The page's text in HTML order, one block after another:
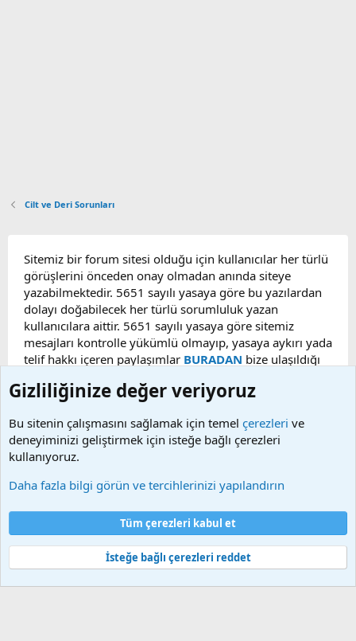
Cilt ve Deri Sorunları
Sitemiz bir forum sitesi olduğu için kullanıcılar her türlü
görüşlerini önceden onay olmadan anında siteye
yazabilmektedir. 5651 sayılı yasaya göre bu yazılardan
dolayı doğabilecek her türlü sorumluluk yazan
kullanıcılara aittir. 5651 sayılı yasaya göre sitemiz
mesajları kontrolle yükümlü olmayıp, yasaya aykırı yada
telif hakkı içeren paylaşımlar BURADAN bize ulaşıldığı
kaldırılacaktır. Sitemizde Bulunan Videolar YouTube,
alınmaktadır. Telif hakları sorumluluğu bu sitelere aittir.
Videoların hiç biri sunucularımızda bulunmamaktadır.
Şartlar ve kurallar Gizlilik politikası
Ana sayfa
Community platform by XenForo® © 2010-2025 XenForo Ltd.
Bu forum XenGenTr © 2014 - 2026 ürünleri ile desteklenmektedir
Gizliliğinize değer veriyoruz
Bu sitenin çalışmasını sağlamak için temel çerezleri ve
deneyiminizi geliştirmek için isteğe bağlı çerezleri
kullanıyoruz.
Daha fazla bilgi görün ve tercihlerinizi yapılandırın
Tüm çerezleri kabul et
İsteğe bağlı çerezleri reddet